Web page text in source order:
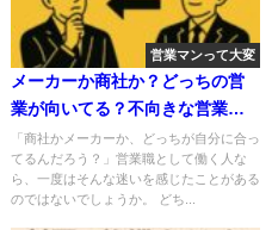
営業マンって大変
メーカーか商社か？どっちの営
業が向いてる？不向きな営業は
したくないなら必見です
「商社かメーカーか、どっちが自分に合っ
てるんだろう？」営業職として働く人な
ら、一度はそんな迷いを感じたことがある
のではないでしょうか。 どち...